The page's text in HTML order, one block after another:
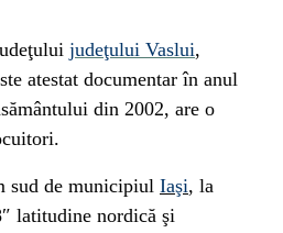
judeţului Vaslui,
atestat documentar în anul
din 2002, are o
sud de municipiul Iaşi, la
latitudine nordică şi